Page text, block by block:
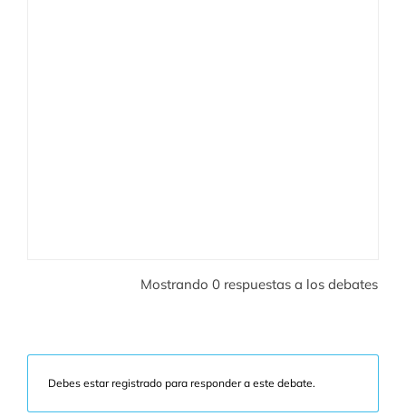
Mostrando 0 respuestas a los debates
Debes estar registrado para responder a este debate.